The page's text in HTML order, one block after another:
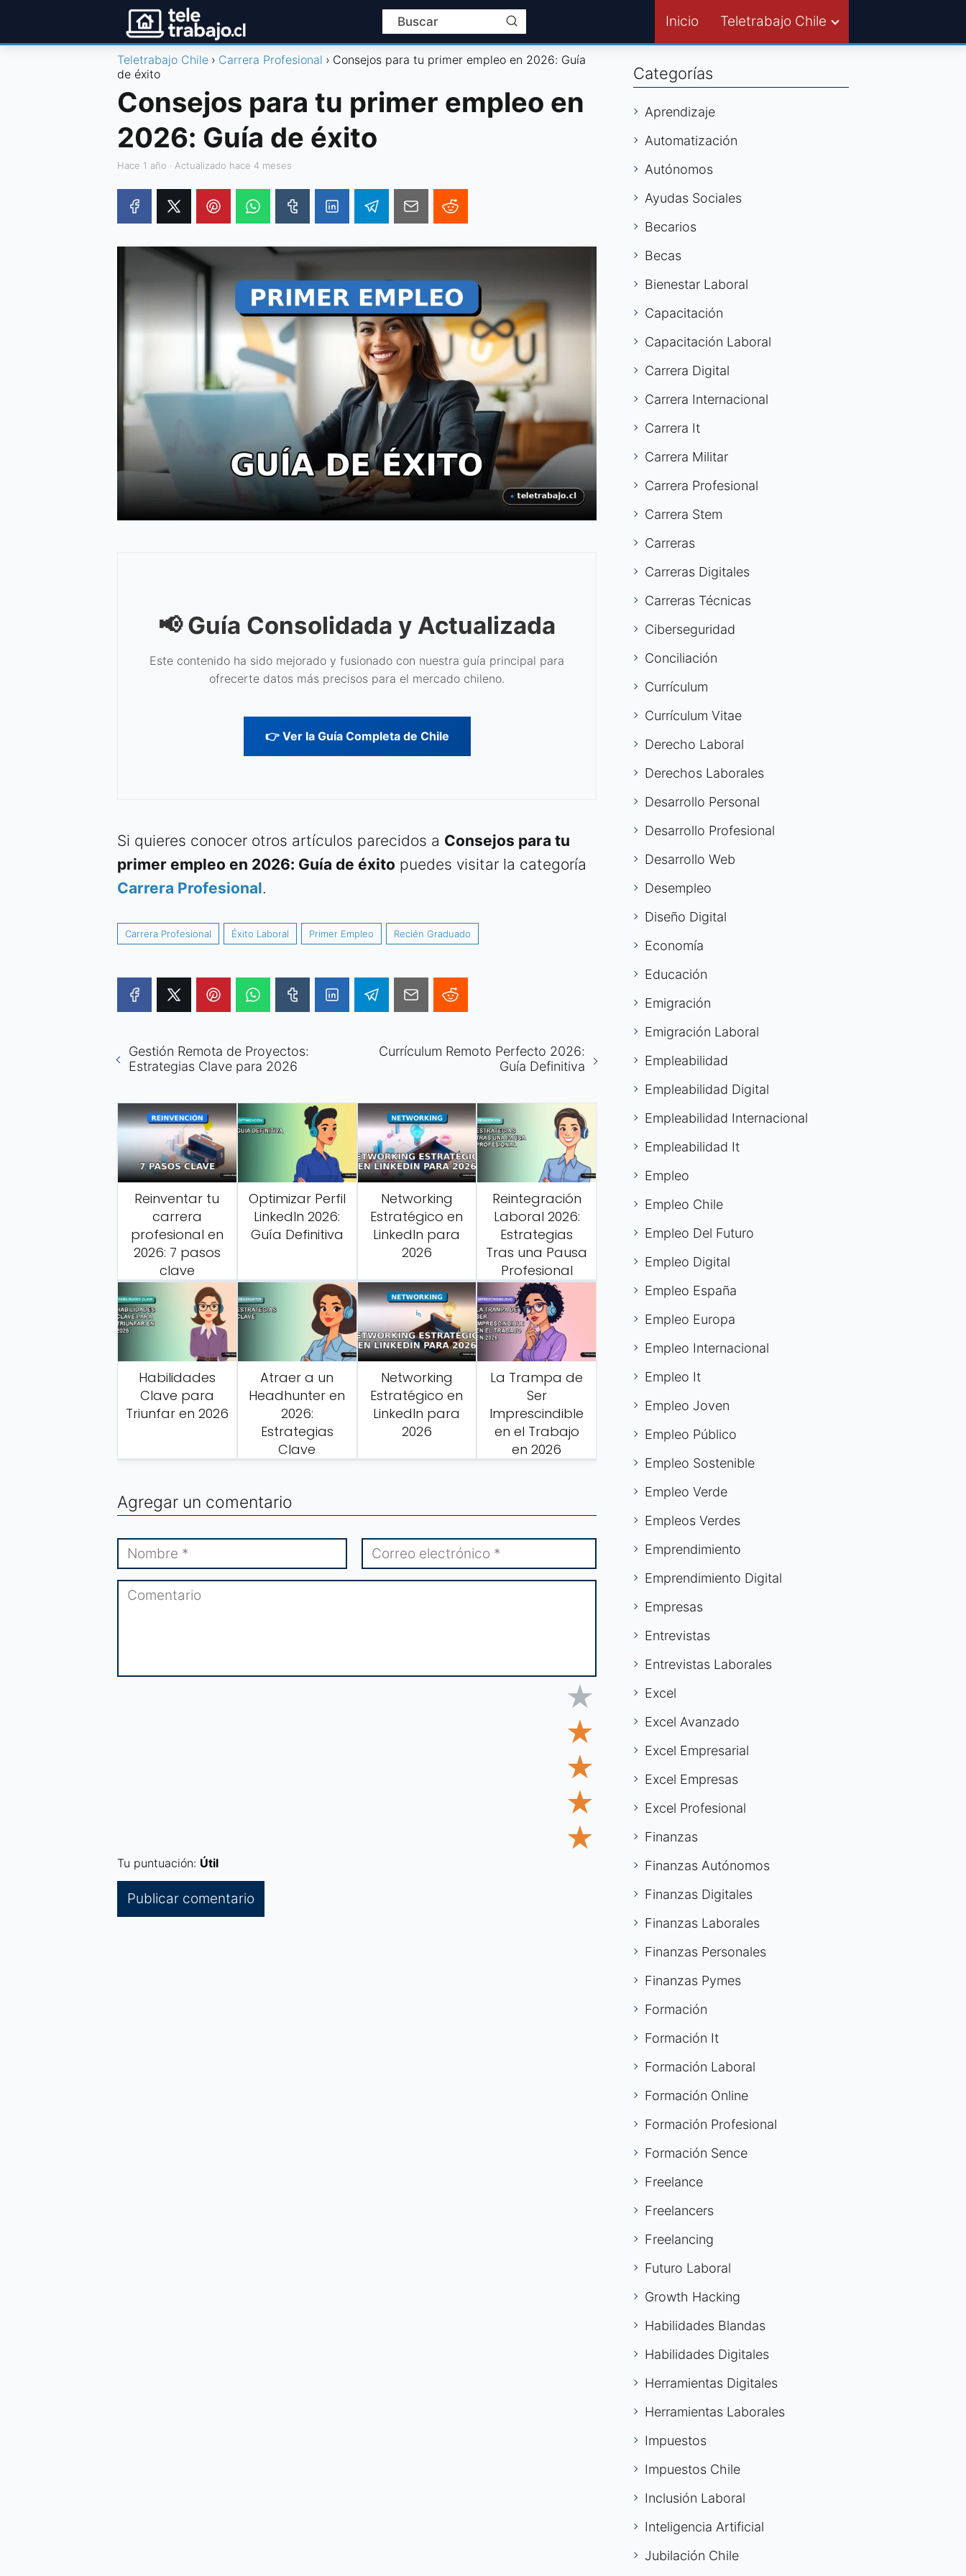
Inicio Teletrabajo Chile
Teletrabajo Chile Carrera Profesional
Consejos para tu primer empleo en 2026: Guía
de éxito
Consejos para tu primer empleo en
2026: Guía de éxito
hace 1 año · Actualizado hace 4 meses
📢 Guía Consolidada y Actualizada
Este contenido ha sido mejorado y fusionado con nuestra guía principal para
ofrecerte datos más precisos para el mercado chileno.
👉 Ver la Guía Completa de Chile
Si quieres conocer otros artículos parecidos a Consejos para tu
primer empleo en 2026: Guía de éxito puedes visitar la categoría
Carrera Profesional.
Carrera Profesional Éxito Laboral Primer Empleo Recién Graduado
Gestión Remota de Proyectos:
Estrategias Clave para 2026
Currículum Remoto Perfecto 2026:
Guía Definitiva
Reinventar tu
carrera
profesional en
2026: 7 pasos
clave
Optimizar Perfil
LinkedIn 2026:
Guía Definitiva
Networking
Estratégico en
LinkedIn para
2026
Reintegración
Laboral 2026:
Estrategias
Tras una Pausa
Profesional
Habilidades
Clave para
Triunfar en 2026
Atraer a un
Headhunter en
2026:
Estrategias
Clave
Networking
Estratégico en
LinkedIn para
2026
La Trampa de
Ser
Imprescindible
en el Trabajo
en 2026
Agregar un comentario
★
★
★
★
★
Tu puntuación: Útil
Categorías
Aprendizaje
Automatización
Autónomos
Ayudas Sociales
Becarios
Becas
Bienestar Laboral
Capacitación
Capacitación Laboral
Carrera Digital
Carrera Internacional
Carrera It
Carrera Militar
Carrera Profesional
Carrera Stem
Carreras
Carreras Digitales
Carreras Técnicas
Ciberseguridad
Conciliación
Currículum
Currículum Vitae
Derecho Laboral
Derechos Laborales
Desarrollo Personal
Desarrollo Profesional
Desarrollo Web
Desempleo
Diseño Digital
Economía
Educación
Emigración
Emigración Laboral
Empleabilidad
Empleabilidad Digital
Empleabilidad Internacional
Empleabilidad It
Empleo
Empleo Chile
Empleo Del Futuro
Empleo Digital
Empleo España
Empleo Europa
Empleo Internacional
Empleo It
Empleo Joven
Empleo Público
Empleo Sostenible
Empleo Verde
Empleos Verdes
Emprendimiento
Emprendimiento Digital
Empresas
Entrevistas
Entrevistas Laborales
Excel
Excel Avanzado
Excel Empresarial
Excel Empresas
Excel Profesional
Finanzas
Finanzas Autónomos
Finanzas Digitales
Finanzas Laborales
Finanzas Personales
Finanzas Pymes
Formación
Formación It
Formación Laboral
Formación Online
Formación Profesional
Formación Sence
Freelance
Freelancers
Freelancing
Futuro Laboral
Growth Hacking
Habilidades Blandas
Habilidades Digitales
Herramientas Digitales
Herramientas Laborales
Impuestos
Impuestos Chile
Inclusión Laboral
Inteligencia Artificial
Jubilación Chile